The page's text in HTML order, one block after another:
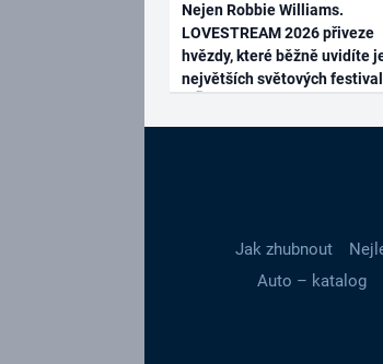
Nejen Robbie Williams.
LOVESTREAM 2026 přiveze
hvězdy, které běžně uvidíte
největších světových
Jak zhubnout
Auto – katalog